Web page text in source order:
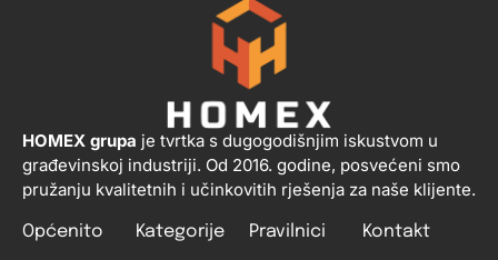
HOMEX grupa je tvrtka s dugogodišnjim iskustvom u
građevinskoj industriji. Od 2016. godine, posvećeni smo
pružanju kvalitetnih i učinkovitih rješenja za naše klijente.
Općenito Kategorije Pravilnici Kontakt